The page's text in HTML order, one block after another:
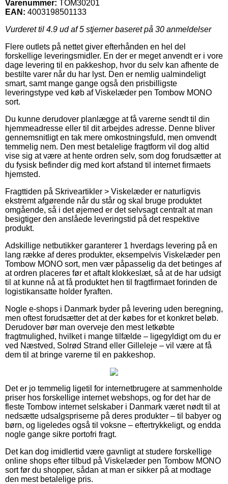
Varenummer: TOM30201
EAN: 4003198501133
Vurderet til 4.9 ud af 5 stjerner baseret på 30 anmeldelser
Flere outlets på nettet giver efterhånden en hel del
forskellige leveringsmidler. En der er meget anvendt er i vore
dage levering til en pakkeshop, hvor du selv kan afhente de
bestilte varer når du har lyst. Den er nemlig ualmindeligt
smart, samt mange gange også den prisbilligste
leveringstype ved køb af Viskelæder pen Tombow MONO
sort.
Du kunne derudover planlægge at få varerne sendt til din
hjemmeadresse eller til dit arbejdes adresse. Denne bliver
gennemsnitligt en tak mere omkostningsfuld, men omvendt
temmelig nem. Den mest betalelige fragtform vil dog altid
vise sig at være at hente ordren selv, som dog forudsætter at
du fysisk befinder dig med kort afstand til internet firmaets
hjemsted.
Fragttiden på Skriveartikler > Viskelæder er naturligvis
ekstremt afgørende når du står og skal bruge produktet
omgående, så i det øjemed er det selvsagt centralt at man
besigtiger den anslåede leveringstid på det respektive
produkt.
Adskillige netbutikker garanterer 1 hverdags levering på en
lang række af deres produkter, eksempelvis Viskelæder pen
Tombow MONO sort, men vær påpasselig da det betinges af
at ordren placeres før et aftalt klokkeslæt, så at de har udsigt
til at kunne nå at få produktet hen til fragtfirmaet forinden de
logistikansatte holder fyraften.
Nogle e-shops i Danmark byder på levering uden beregning,
men oftest forudsætter det at der købes for et konkret beløb.
Derudover bør man overveje den mest letkøbte
fragtmulighed, hvilket i mange tilfælde – ligegyldigt om du er
ved Næstved, Solrød Strand eller Gilleleje – vil være at få
dem til at bringe varerne til en pakkeshop.
Det er jo temmelig ligetil for internetbrugere at sammenholde
priser hos forskellige internet webshops, og for det har de
fleste Tombow internet selskaber i Danmark været nødt til at
nedsætte udsalgspriserne på deres produkter – til babyer og
børn, og ligeledes også til voksne – eftertrykkeligt, og endda
nogle gange sikre portofri fragt.
Det kan dog imidlertid være gavnligt at studere forskellige
online shops efter tilbud på Viskelæder pen Tombow MONO
sort før du shopper, sådan at man er sikker på at modtage
den mest betalelige pris.